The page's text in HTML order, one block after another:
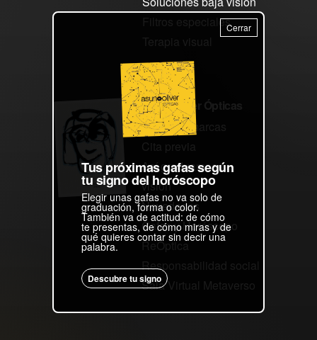
Filtros especiales
Asun Oliver Ópticas
Nuestras marcas
Así graduamos tu
visión
Novedades
Gafas y Horóscopo
ReÓptica
Responsabilidad social
Sala Virtual Metaverso
Cerrar
Tus próximas gafas según
tu signo del horóscopo
Elegir unas gafas no va solo de
graduación, forma o color.
También va de actitud: de cómo
te presentas, de cómo miras y de
qué quieres contar sin decir una
palabra.
Descubre tu signo